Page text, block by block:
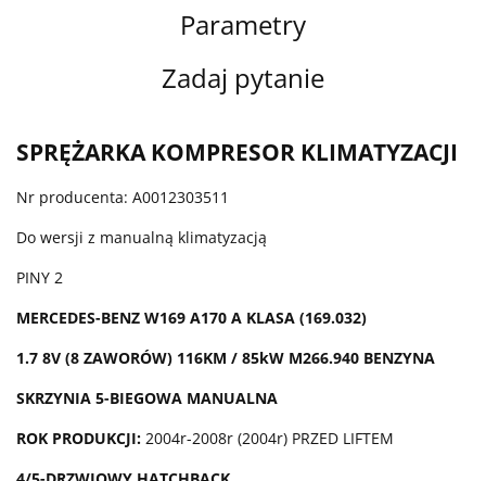
Parametry
Zadaj pytanie
SPRĘŻARKA KOMPRESOR KLIMATYZACJI
Nr producenta: A0012303511
Do wersji z manualną klimatyzacją
PINY 2
MERCEDES-BENZ W169 A170 A KLASA (169.032)
1.7 8V (8 ZAWORÓW) 116KM / 85kW M266.940 BENZYNA
SKRZYNIA 5-BIEGOWA MANUALNA
ROK PRODUKCJI: 2004r-2008r (2004r) PRZED LIFTEM